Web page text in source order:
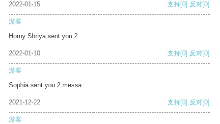
2022-01-15 支持[0] 反对[0]
游客
Horny Shriya sent you 2
2022-01-10 支持[0] 反对[0]
游客
Sophia sent you 2 messa
2021-12-22 支持[0] 反对[0]
游客